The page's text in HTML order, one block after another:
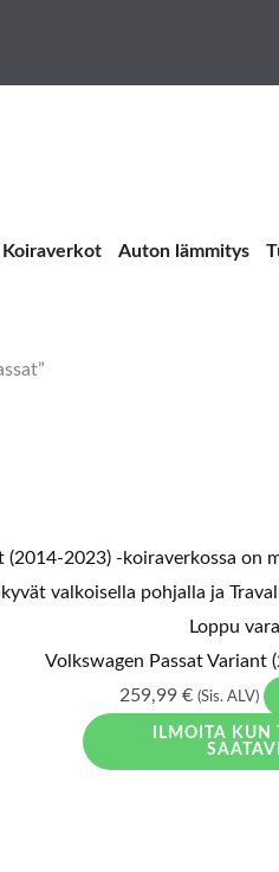
Koiraverkot Auton lämmitys
Loppu
Volkswagen Passat Variant
259,99 € (Sis. ALV)
ILMOITA KUN